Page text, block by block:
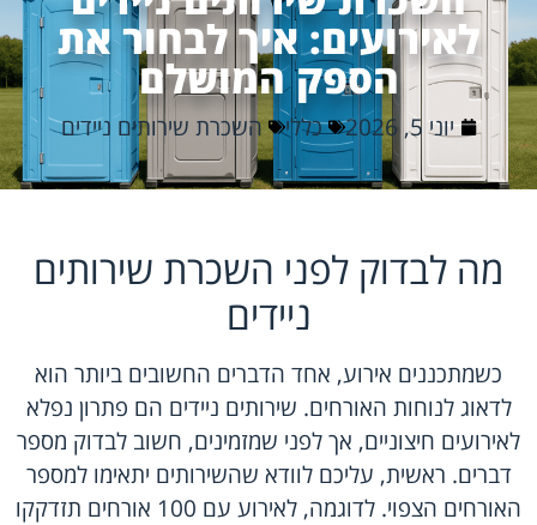
לאירועים: איך לבחור את
הספק המושלם
יוני 5, 2026 כללי השכרת שירותים ניידים
מה לבדוק לפני השכרת שירותים
ניידים
כשמתכננים אירוע, אחד הדברים החשובים ביותר הוא
לדאוג לנוחות האורחים. שירותים ניידים הם פתרון נפלא
לאירועים חיצוניים, אך לפני שמזמינים, חשוב לבדוק מספר
דברים. ראשית, עליכם לוודא שהשירותים יתאימו למספר
האורחים הצפוי. לדוגמה, לאירוע עם 100 אורחים תזדקקו